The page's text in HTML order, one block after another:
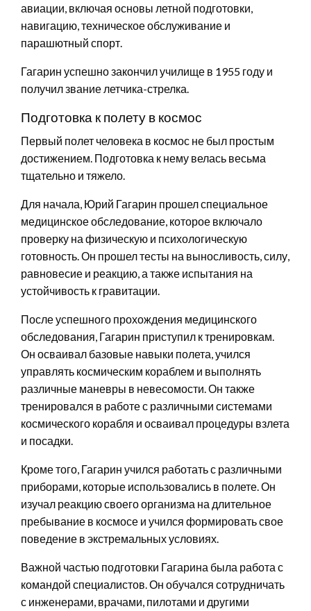
авиации, включая основы летной подготовки,
навигацию, техническое обслуживание и
парашютный спорт.
Гагарин успешно закончил училище в 1955 году и
получил звание летчика-стрелка.
Подготовка к полету в космос
Первый полет человека в космос не был простым
достижением. Подготовка к нему велась весьма
тщательно и тяжело.
Для начала, Юрий Гагарин прошел специальное
медицинское обследование, которое включало
проверку на физическую и психологическую
готовность. Он прошел тесты на выносливость, силу,
равновесие и реакцию, а также испытания на
устойчивость к гравитации.
После успешного прохождения медицинского
обследования, Гагарин приступил к тренировкам.
Он осваивал базовые навыки полета, учился
управлять космическим кораблем и выполнять
различные маневры в невесомости. Он также
тренировался в работе с различными системами
космического корабля и осваивал процедуры взлета
и посадки.
Кроме того, Гагарин учился работать с различными
приборами, которые использовались в полете. Он
изучал реакцию своего организма на длительное
пребывание в космосе и учился формировать свое
поведение в экстремальных условиях.
Важной частью подготовки Гагарина была работа с
командой специалистов. Он обучался сотрудничать
с инженерами, врачами, пилотами и другими